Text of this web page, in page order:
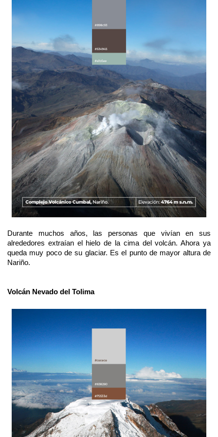
Durante muchos años, las personas que vivían en sus
alrededores extraían el hielo de la cima del volcán. Ahora ya
queda muy poco de su glaciar. Es el punto de mayor altura de
Nariño.
Volcán Nevado del Tolima